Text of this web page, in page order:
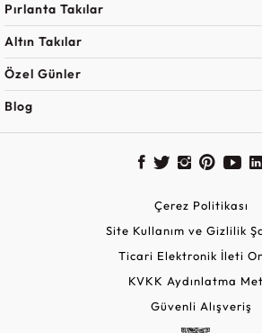
Pırlanta Takılar
Altın Takılar
Özel Günler
Blog
Çerez Politikası
Site Kullanım ve Gizlilik
Ticari Elektronik İleti
KVKK Aydınlatma
Güvenli Alışveriş